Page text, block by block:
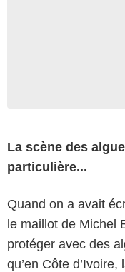
La scène des
particulière...
Quand on a avait
le maillot de Michel
protéger avec des
qu’en Côte